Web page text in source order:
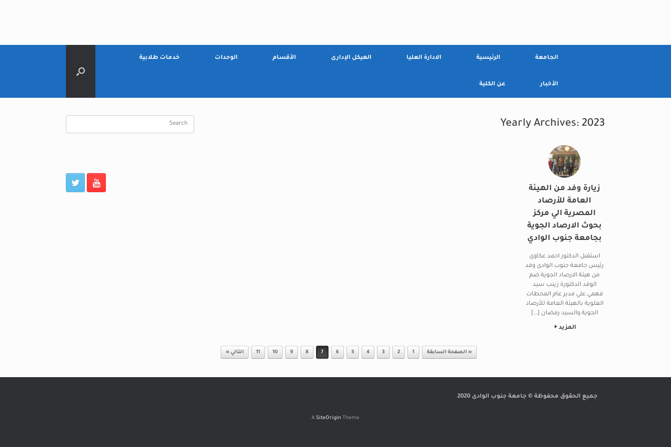
الجامعة الرئيسية الادارة العليا الهيكل الإدارى الأقسام الوحدات خدمات طلابية
الأخبار عن الكلية
Yearly Archives: 2023
زيارة وفد من الهيئة
العامة للأرصاد
المصرية الي مركز
بحوث الارصاد الجوية
بجامعة جنوب الوادي
استقبل الدكتور احمد عكاوى
رئيس جامعة جنوب الوادى وفد
من هيئة الارصاد الجوية ضم
الوفد الدكتورة زينب سيد
فهمي علي مدير عام المحطات
العلوية بالهيئة العامة للأرصاد
الجوية والسيد رمضان […]
المزيد
« الصفحة السابقة 1
2
3
4
5
6
7
8
9
10
11 التالي »
Search
جميع الحقوق محفوظة © جامعة جنوب الوادى 2020
A SiteOrigin Theme